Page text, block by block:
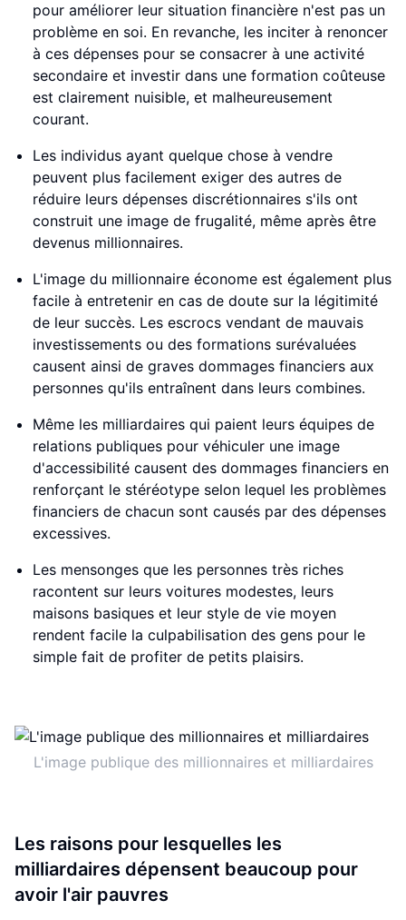
pour améliorer leur situation financière n'est pas un
problème en soi. En revanche, les inciter à renoncer
à ces dépenses pour se consacrer à une activité
secondaire et investir dans une formation coûteuse
est clairement nuisible, et malheureusement
courant.
Les individus ayant quelque chose à vendre
peuvent plus facilement exiger des autres de
réduire leurs dépenses discrétionnaires s'ils ont
construit une image de frugalité, même après être
devenus millionnaires.
L'image du millionnaire économe est également plus
facile à entretenir en cas de doute sur la légitimité
de leur succès. Les escrocs vendant de mauvais
investissements ou des formations surévaluées
causent ainsi de graves dommages financiers aux
personnes qu'ils entraînent dans leurs combines.
Même les milliardaires qui paient leurs équipes de
relations publiques pour véhiculer une image
d'accessibilité causent des dommages financiers en
renforçant le stéréotype selon lequel les problèmes
financiers de chacun sont causés par des dépenses
excessives.
Les mensonges que les personnes très riches
racontent sur leurs voitures modestes, leurs
maisons basiques et leur style de vie moyen
rendent facile la culpabilisation des gens pour le
simple fait de profiter de petits plaisirs.
L'image publique des millionnaires et milliardaires
Les raisons pour lesquelles les
milliardaires dépensent beaucoup pour
avoir l'air pauvres